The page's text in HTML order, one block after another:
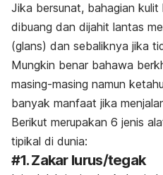
Jika bersunat, bahagian
dibuang dan dijahit lantas
(glans) dan sebaliknya jika
Mungkin benar bahawa
masing-masing namun
banyak manfaat jika
Berikut merupakan 6 jenis
tipikal di dunia:
#1. Zakar lurus/tegak